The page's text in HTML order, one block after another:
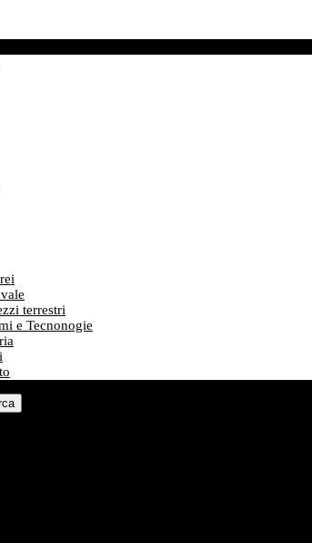
terrestri
e Tecnonogie